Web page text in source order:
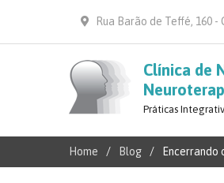
Rua Barão de Teffé, 160 -
Clínica de
Práticas
Home Blog